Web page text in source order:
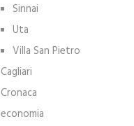
Sinnai
Uta
Villa San Pietro
Cagliari
Cronaca
economia